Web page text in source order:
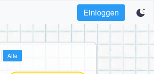
Einloggen
Alle